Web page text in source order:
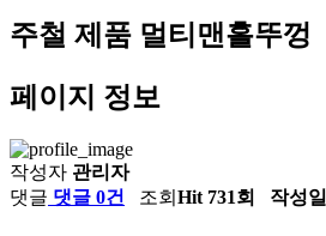
주철 제품 멀티맨홀뚜껑
페이지 정보
작성자 관리자
댓글 댓글 0건 조회 Hit 731회 작성일